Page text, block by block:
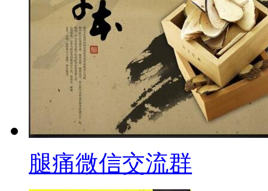
腿痛微信交流群